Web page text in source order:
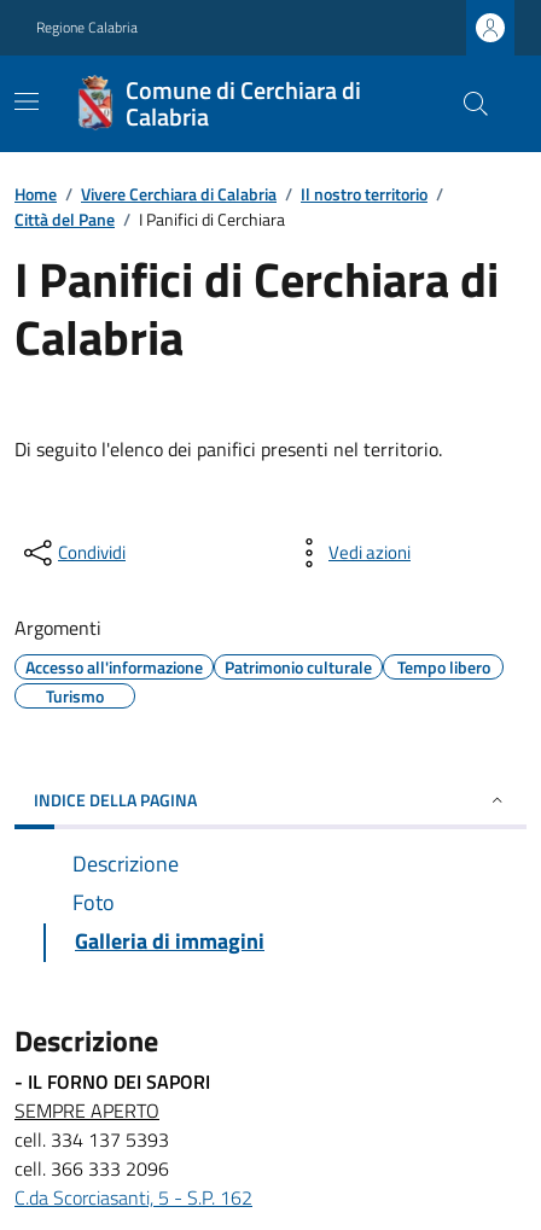
Regione Calabria
Comune di Cerchiara di
Calabria
Home / Vivere Cerchiara di Calabria / Il nostro territorio /
Città del Pane / I Panifici di Cerchiara
I Panifici di Cerchiara di
Calabria
Di seguito l'elenco dei panifici presenti nel territorio.
Condividi Vedi azioni
Argomenti
Accesso all'informazione Patrimonio culturale
Tempo libero
Turismo
INDICE DELLA PAGINA
Descrizione
Foto
Galleria di immagini
Descrizione
- IL FORNO DEI SAPORI
SEMPRE APERTO
cell. 334 137 5393
cell. 366 333 2096
C.da Scorciasanti, 5 - S.P. 162